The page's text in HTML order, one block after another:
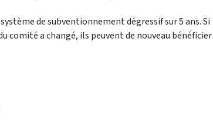
de subventionnement dégressif sur 5 ans. Si
comité a changé, ils peuvent de nouveau bénéficier